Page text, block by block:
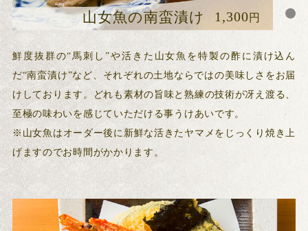
馬刺し 2,000円～
山女魚の南蛮漬け 1,300 円
山女魚の塩焼き 1,200 円
鮮度抜群の“馬刺し”や活きた山女魚を特製の酢に漬け込ん
だ“南蛮漬け”など、それぞれの土地ならではの美味しさをお届
けしております。どれも素材の旨味と熟練の技術が冴え渡る、
至極の味わいを感じていただける事うけあいです。
※山女魚はオーダー後に新鮮な活きたヤマメをじっくり焼き上
げますのでお時間がかかります。